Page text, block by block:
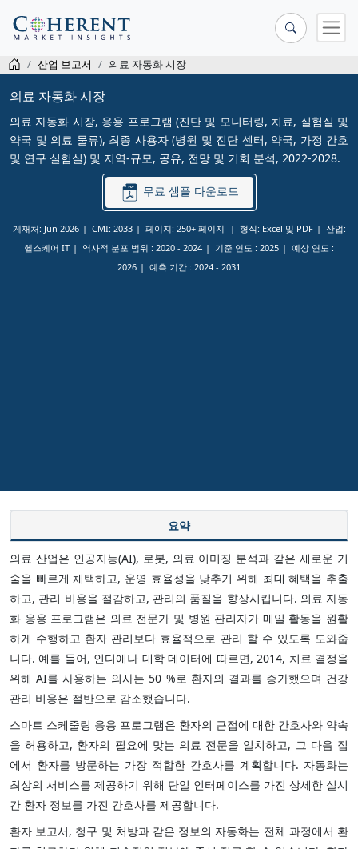
산업 보고서 의료 자동화 시장
의료 자동화 시장
의료 자동화 시장, 응용 프로그램 (진단 및 모니터링, 치료, 실험실 및
약국 및 의료 물류), 최종 사용자 (병원 및 진단 센터, 약국, 가정 간호
및 연구 실험실) 및 지역-규모, 공유, 전망 및 기회 분석, 2022-2028.
무료 샘플 다운로드
게재처: Jun 2026 CMI: 2033 페이지: 250+ 페이지 형식: Excel 및 PDF
산업:
헬스케어 IT
역사적 분포 범위 : 2020 - 2024 기준 연도 : 2025
예상 연도 :
2026
예측 기간 : 2024 - 2031
요약
의료 산업은 인공지능(AI), 로봇, 의료 이미징 분석과 같은 새로운 기
술을 빠르게 채택하고, 운영 효율성을 낮추기 위해 최대 혜택을 추출
하고, 관리 비용을 절감하고, 관리의 품질을 향상시킵니다. 의료 자동
화 응용 프로그램은 의료 전문가 및 병원 관리자가 매일 활동을 원활
하게 수행하고 환자 관리보다 효율적으로 관리 할 수 있도록 도와줍
니다. 예를 들어, 인디애나 대학 데이터에 따르면, 2014, 치료 결정을
위해 AI를 사용하는 의사는 50 %로 환자의 결과를 증가했으며 건강
관리 비용은 절반으로 감소했습니다.
스마트 스케줄링 응용 프로그램은 환자의 근접에 대한 간호사와 약속
을 허용하고, 환자의 필요에 맞는 의료 전문을 일치하고, 그 다음 집
에서 환자를 방문하는 가장 적합한 간호사를 계획합니다. 자동화는
최상의 서비스를 제공하기 위해 단일 인터페이스를 가진 상세한 실시
간 환자 정보를 가진 간호사를 제공합니다.
환자 보고서, 청구 및 처방과 같은 정보의 자동화는 전체 과정에서 환